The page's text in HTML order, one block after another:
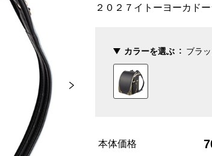
２０２７イトーヨーカド
カラーを選ぶ ブラ
本体価格